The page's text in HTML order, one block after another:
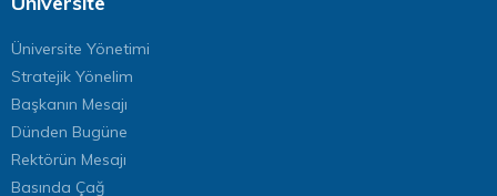
Üniversite Yönetimi
Stratejik Yönelim
Başkanın Mesajı
Dünden Bugüne
Rektörün Mesajı
Basında Çağ